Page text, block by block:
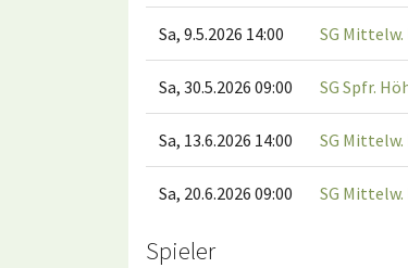
Sa, 9.5.2026 14:00 SG
Sa, 30.5.2026 09:00 SG Spfr.
Sa, 13.6.2026 14:00 SG
Sa, 20.6.2026 09:00 SG
Spieler